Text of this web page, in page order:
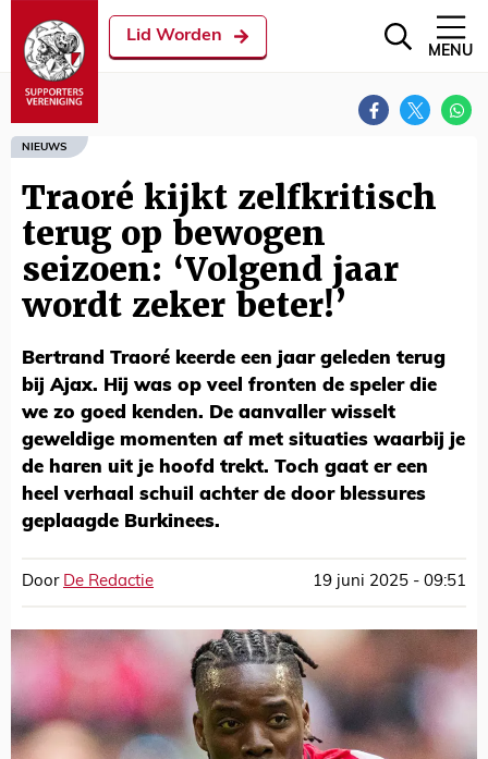
Lid Worden
MENU
NIEUWS
Traoré kijkt zelfkritisch
terug op bewogen
seizoen: ‘Volgend jaar
wordt zeker beter!’
Bertrand Traoré keerde een jaar geleden terug
bij Ajax. Hij was op veel fronten de speler die
we zo goed kenden. De aanvaller wisselt
geweldige momenten af met situaties waarbij je
de haren uit je hoofd trekt. Toch gaat er een
heel verhaal schuil achter de door blessures
geplaagde Burkinees.
Door De Redactie 19 juni 2025 - 09:51